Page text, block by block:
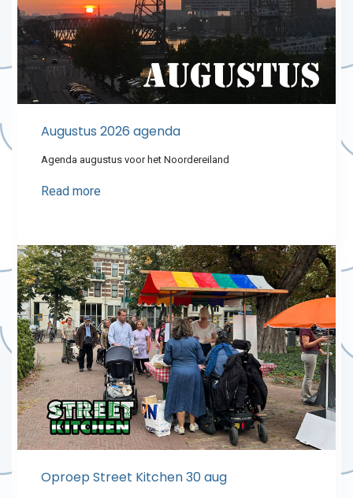
Augustus 2026 agenda
Agenda augustus voor het Noordereiland
Read more
Oproep Street Kitchen 30 aug